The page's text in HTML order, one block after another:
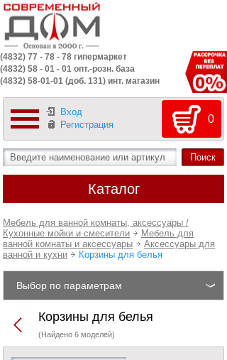
(4832) 77 - 78 - 78 гипермаркет
(4832) 58 - 01 - 01 опт.-розн. база
(4832) 58-01-01 (доб. 131) инт. магазин
Вход
Регистрация
0
Каталог
Мебель для ванной комнаты, аксессуары /
Кухонные мойки и смесители
Мебель для
ванной комнаты и аксессуары
Аксессуары для
ванной и кухни
Корзины для белья
Выбор по параметрам
Корзины для белья
(Найдено 6 моделей)